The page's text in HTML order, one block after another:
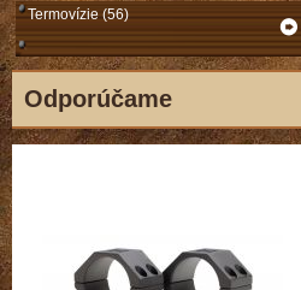
Termovízie (56)
Odporúčame